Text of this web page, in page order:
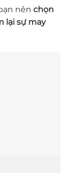
nên chọn
lại sự may